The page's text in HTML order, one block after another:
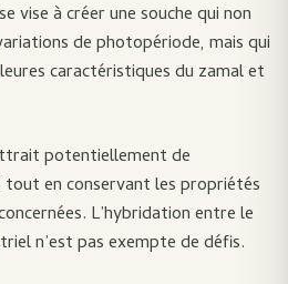
vise à créer une souche qui non
de photopériode, mais qui
caractéristiques du zamal et
potentiellement de
en conservant les propriétés
L’hybridation entre le
n’est pas exempte de défis.